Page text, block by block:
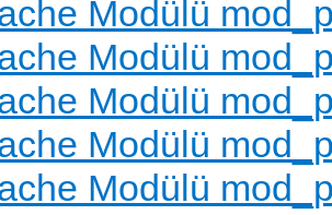
Modülü
Modülü
Modülü
Modülü
Modülü